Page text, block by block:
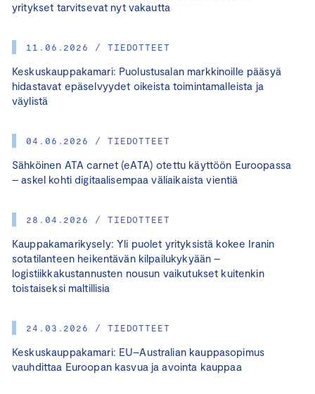
yritykset tarvitsevat nyt vakautta
11.06.2026 / TIEDOTTEET
Keskuskauppakamari: Puolustusalan markkinoille pääsyä
hidastavat epäselvyydet oikeista toimintamalleista ja
väylistä
04.06.2026 / TIEDOTTEET
Sähköinen ATA carnet (eATA) otettu käyttöön Euroopassa
– askel kohti digitaalisempaa väliaikaista vientiä
28.04.2026 / TIEDOTTEET
Kauppakamarikysely: Yli puolet yrityksistä kokee Iranin
sotatilanteen heikentävän kilpailukykyään –
logistiikkakustannusten nousun vaikutukset kuitenkin
toistaiseksi maltillisia
24.03.2026 / TIEDOTTEET
Keskuskauppakamari: EU–Australian kauppasopimus
vauhdittaa Euroopan kasvua ja avointa kauppaa